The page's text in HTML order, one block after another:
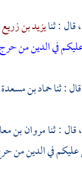
، قال : ثنايزيد بن زريع
في الدين من حرج
: ثناحماد بن مسعدة
، قال : ثنامروان بن
في الدين من